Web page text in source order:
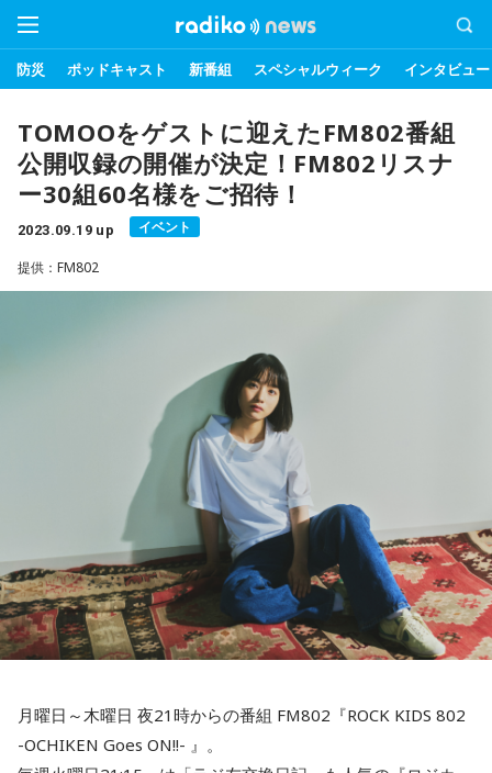
防災 ポッドキャスト 新番組 スペシャルウィーク インタビュー
TOMOOをゲストに迎えたFM802番組
公開収録の開催が決定！FM802リスナ
ー30組60名様をご招待！
2023.09.19 up イベント
提供：FM802
月曜日～木曜日 夜21時からの番組 FM802『ROCK KIDS 802
-OCHIKEN Goes ON!!- 』。